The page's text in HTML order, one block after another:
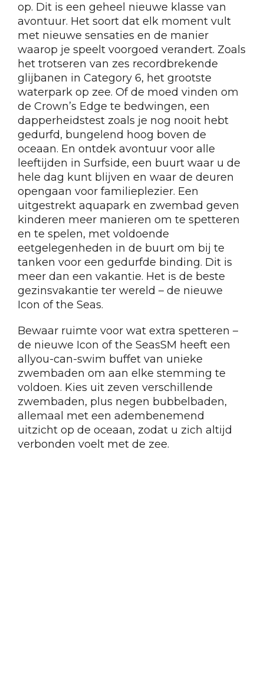
op. Dit is een geheel nieuwe klasse van
avontuur. Het soort dat elk moment vult
met nieuwe sensaties en de manier
waarop je speelt voorgoed verandert. Zoals
het trotseren van zes recordbrekende
glijbanen in Category 6, het grootste
waterpark op zee. Of de moed vinden om
de Crown’s Edge te bedwingen, een
dapperheidstest zoals je nog nooit hebt
gedurfd, bungelend hoog boven de
oceaan. En ontdek avontuur voor alle
leeftijden in Surfside, een buurt waar u de
hele dag kunt blijven en waar de deuren
opengaan voor familieplezier. Een
uitgestrekt aquapark en zwembad geven
kinderen meer manieren om te spetteren
en te spelen, met voldoende
eetgelegenheden in de buurt om bij te
tanken voor een gedurfde binding. Dit is
meer dan een vakantie. Het is de beste
gezinsvakantie ter wereld – de nieuwe
Icon of the Seas.
Bewaar ruimte voor wat extra spetteren –
de nieuwe Icon of the SeasSM heeft een
allyou-can-swim buffet van unieke
zwembaden om aan elke stemming te
voldoen. Kies uit zeven verschillende
zwembaden, plus negen bubbelbaden,
allemaal met een adembenemend
uitzicht op de oceaan, zodat u zich altijd
verbonden voelt met de zee.